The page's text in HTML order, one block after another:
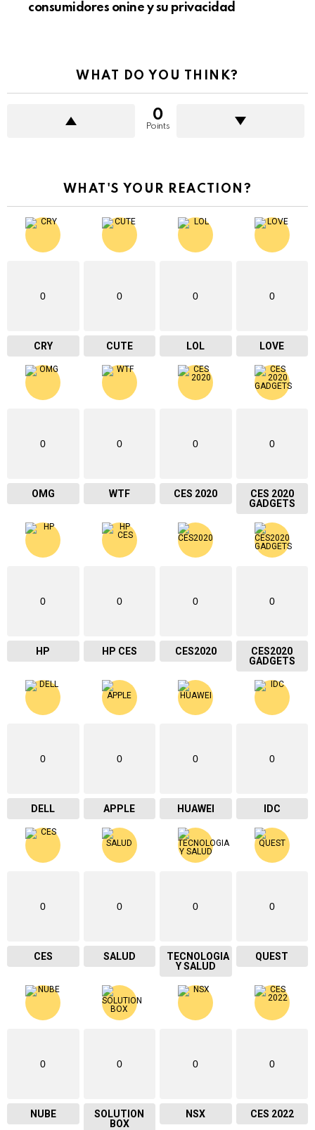
consumidores onine y su privacidad
WHAT DO YOU THINK?
0
Points
WHAT'S YOUR REACTION?
0
CRY
0
CUTE
0
LOL
0
LOVE
0
OMG
0
WTF
0
CES 2020
0
CES 2020
GADGETS
0
HP
0
HP CES
0
CES2020
0
CES2020
GADGETS
0
DELL
0
APPLE
0
HUAWEI
0
IDC
0
CES
0
SALUD
0
TECNOLOGIA
Y SALUD
0
QUEST
0
NUBE
0
SOLUTION
BOX
0
NSX
0
CES 2022